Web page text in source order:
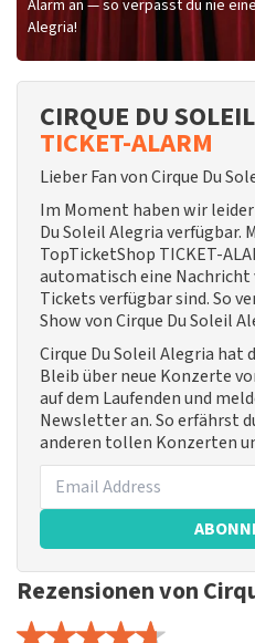
Alarm an — so verpasst du nie
Alegria!
CIRQUE DU
TICKET-ALARM
Lieber Fan von Cirque Du
Im Moment haben wir
Du Soleil Alegria verfügbar.
TopTicketShop TICKET-
automatisch eine Nachricht
Tickets verfügbar sind. So
Show von Cirque Du Soleil
Cirque Du Soleil Alegria hat
Bleib über neue Konzerte
auf dem Laufenden und
Newsletter an. So erfährst
anderen tollen Konzerten
Rezensionen von